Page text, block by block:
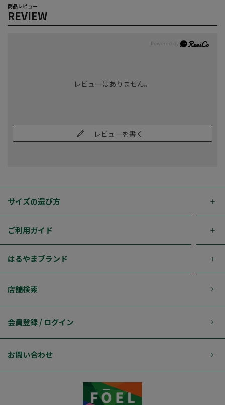
商品レビュー
REVIEW
レビューはありません。
レビューを書く
サイズの選び方
ご利用ガイド
はるやまブランド
店舗検索
会員登録 / ログイン
お問い合わせ